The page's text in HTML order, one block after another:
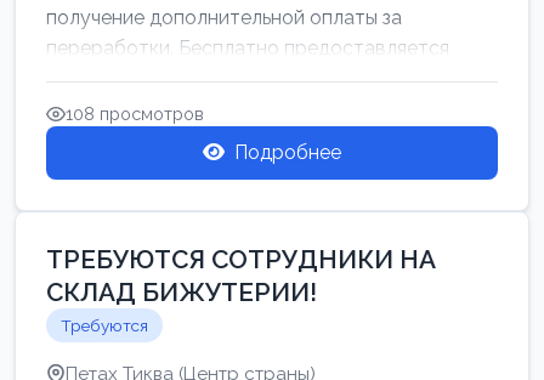
получение дополнительной оплаты за
переработки. Бесплатно предоставляется
проживан...
108 просмотров
Подробнее
ТРЕБУЮТСЯ СОТРУДНИКИ НА
СКЛАД БИЖУТЕРИИ!
Требуются
Петах Тиква (Центр страны)